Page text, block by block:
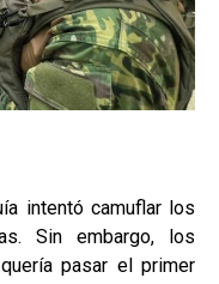
intentó camuflar los
Sin embargo, los
pasar el primer